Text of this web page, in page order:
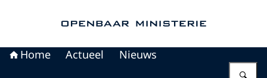
Home Actueel Nieuws